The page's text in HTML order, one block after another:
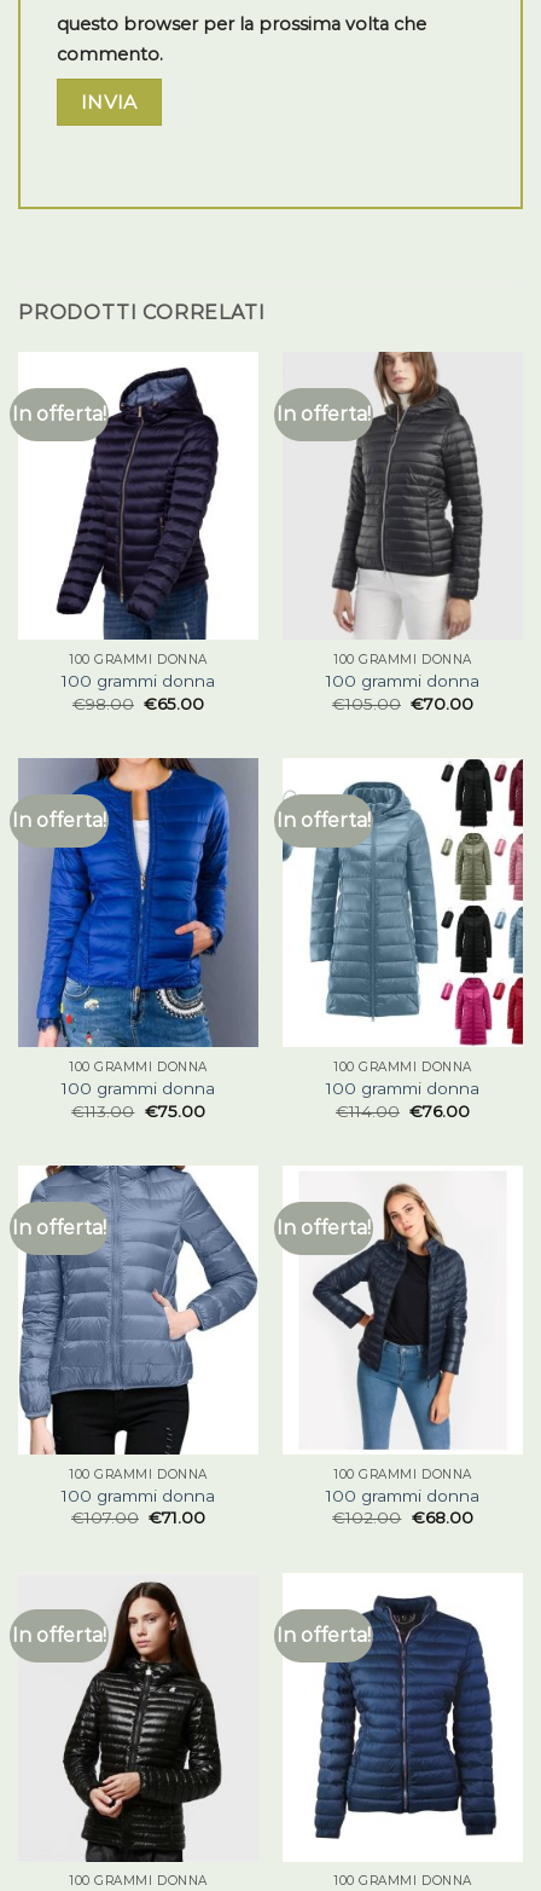
questo browser per la prossima volta che
commento.
PRODOTTI CORRELATI
In offerta!
100 GRAMMI DONNA
100 grammi donna
€98.00 €65.00
In offerta!
100 GRAMMI DONNA
100 grammi donna
€105.00 €70.00
In offerta!
100 GRAMMI DONNA
100 grammi donna
€113.00 €75.00
In offerta!
100 GRAMMI DONNA
100 grammi donna
€114.00 €76.00
In offerta!
100 GRAMMI DONNA
100 grammi donna
€107.00 €71.00
In offerta!
100 GRAMMI DONNA
100 grammi donna
€102.00 €68.00
In offerta!
100 GRAMMI DONNA
In offerta!
100 GRAMMI DONNA